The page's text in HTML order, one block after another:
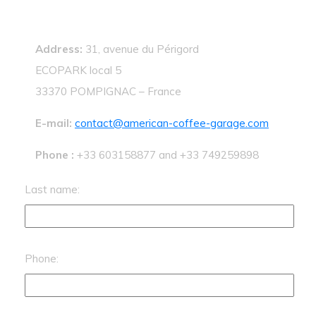
Address: 31, avenue du Périgord
ECOPARK local 5
33370 POMPIGNAC – France
E-mail: contact@american-coffee-garage.com
Phone : +33 603158877 and +33 749259898
Last name:
Phone: